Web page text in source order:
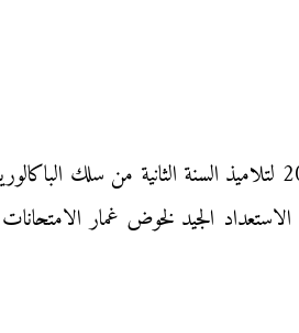
نقدم إليكم زوار «موقع محفظتي» الامتحان الوطني الموحد في مادة «المحاسبة والرياضيات المالية» دورة يوليوز الاستدراكية 2018 لتلاميذ السنة
الاستعداد الجيد لخوض غمار